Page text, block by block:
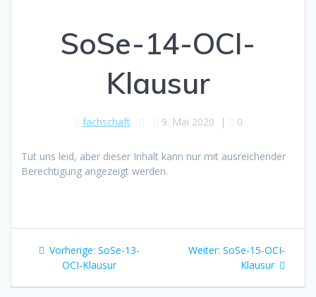
SoSe-14-OCI-
Klausur
fachschaft 9. Mai 2020 | 0
Tut uns leid, aber dieser Inhalt kann nur mit ausreichender
Berechtigung angezeigt werden.
Beitragsnavigation
Vorherige: Vorheriger
Beitrag:
SoSe-13-
OCI-Klausur
Weiter: Nächster
Beitrag:
SoSe-15-OCI-
Klausur